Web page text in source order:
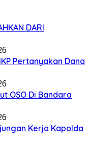
DARI
Pertanyakan Dana
OSO Di Bandara
Kerja Kapolda